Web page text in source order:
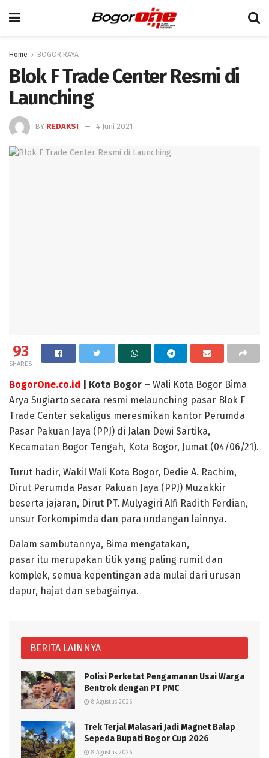
Home BOGOR RAYA
Blok F Trade Center Resmi di
Launching
BY REDAKSI 4 Juni 2021
93
SHARES
BogorOne.co.id | Kota Bogor – Wali Kota Bogor Bima
Arya Sugiarto secara resmi melaunching pasar Blok F
Trade Center sekaligus meresmikan kantor Perumda
Pasar Pakuan Jaya (PPJ) di Jalan Dewi Sartika,
Kecamatan Bogor Tengah, Kota Bogor, Jumat (04/06/21).
Turut hadir, Wakil Wali Kota Bogor, Dedie A. Rachim,
Dirut Perumda Pasar Pakuan Jaya (PPJ) Muzakkir
beserta jajaran, Dirut PT. Mulyagiri Alfi Radith Ferdian,
unsur Forkompimda dan para undangan lainnya.
Dalam sambutannya, Bima mengatakan,
pasar itu merupakan titik yang paling rumit dan
komplek, semua kepentingan ada mulai dari urusan
dapur, hajat dan sebagainya.
BERITA LAINNYA
Polisi Perketat Pengamanan Usai Warga
Bentrok dengan PT PMC
8 Agustus 2026
Trek Terjal Malasari Jadi Magnet Balap
Sepeda Bupati Bogor Cup 2026
8 Agustus 2026